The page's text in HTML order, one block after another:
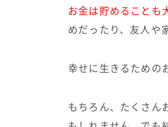
お金は貯めることも
めだったり、友人や
幸せに生きるための
もちろん、たくさん